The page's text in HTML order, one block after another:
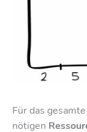
Für das
nötigen